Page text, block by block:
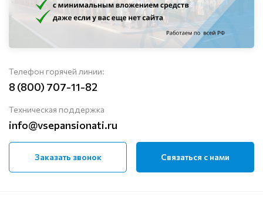
Телефон горячей линии:
8 (800) 707-11-82
Техническая поддержка
info@vsepansionati.ru
Заказать звонок Связаться с нами